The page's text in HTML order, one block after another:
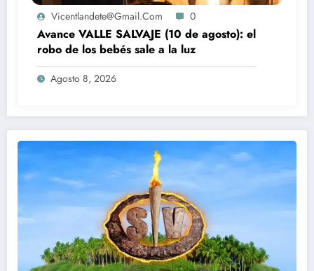
Vicentlandete@gmail.com 0
Avance VALLE SALVAJE (10 de agosto): el
robo de los bebés sale a la luz
Agosto 8, 2026